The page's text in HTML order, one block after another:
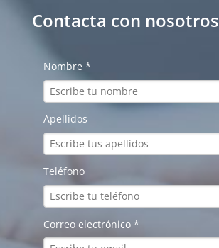
Contacta con nosotros